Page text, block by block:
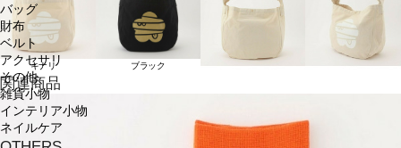
バッグ
財布
ベルト
アクセサリ
その他
雑貨小物
インテリア小物
ネイルケア
キナリ ブラック
関連商品